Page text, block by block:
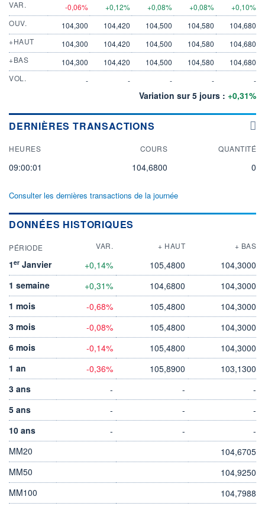
VAR.
-0,06% +0,12% +0,08% +0,08%
+0,10%
OUV.
104,300 104,420 104,500 104,580
104,680
+HAUT
104,300 104,420 104,500 104,580
104,680
+BAS
104,300 104,420 104,500 104,580
104,680
VOL.
- - - - -
Variation sur 5 jours : +0,31%
DERNIÈRES TRANSACTIONS
HEURES COURS QUANTITÉ
09:00:01 104,6800 0
Consulter les dernières transactions de la journée
DONNÉES HISTORIQUES
PÉRIODE VAR. + HAUT + BAS
1er Janvier +0,14% 105,4800
104,3000
1 semaine
+0,31% 104,6800
104,3000
1 mois
-0,68% 105,4800
104,3000
3 mois
-0,08% 105,4800
104,3000
6 mois
-0,14% 105,4800
104,3000
1 an
-0,36% 105,8900
103,1300
3 ans
- -
-
5 ans
- -
-
10 ans
- -
-
MM20
104,6705
MM50
104,9250
MM100
104,7988